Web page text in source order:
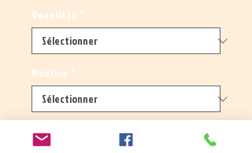
Quantités *
Nicotine *
Quantité